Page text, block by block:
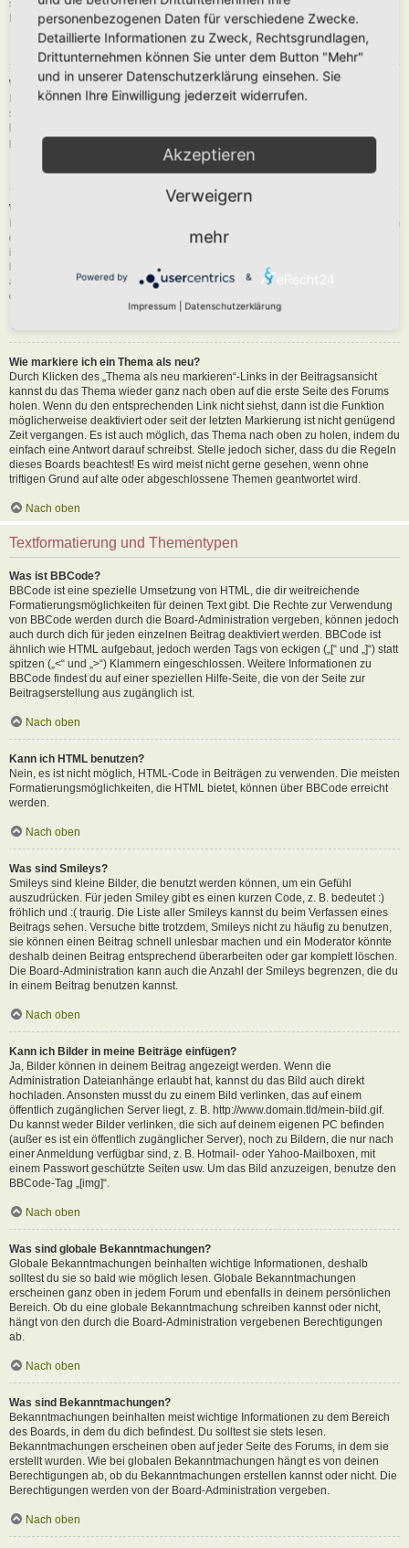
siehst du eine Schaltfläche in der Nähe des Beitrags, um diesen zu melden.
Du wirst dann durch die weiteren Schritte geführt.
Nach oben
Was bewirkt die „Speichern“-Schaltfläche beim Schreiben eines Beitrags?
Hiermit kannst du die geschriebene Entwürfe speichern und zu einem
späteren Zeitpunkt vervollständigen und absenden. Den gesicherten Beitrag
kannst du mit der Funktion „Gespeicherte Entwürfe verwalten“ in deinem
persönlichen Bereich erneut laden.
Nach oben
Warum muss mein Beitrag erst freigegeben werden?
Die Board-Administration kann entschieden haben, dass in dem Forum, in dem
du einen Beitrag erstellt hast, die Beiträge zuerst geprüft werden müssen. Es
ist auch möglich, dass die Administration dich zu einer Gruppe von Benutzern
hinzugefügt hat, bei denen sie die Beiträge erst begutachten möchte, bevor sie
auf der Seite sichtbar werden. Bitte kontaktiere die Board-Administration, wenn
du weitere Informationen dazu benötigst.
Wie markiere ich ein Thema als neu?
Durch Klicken des „Thema als neu markieren“-Links in der Beitragsansicht
kannst du das Thema wieder ganz nach oben auf die erste Seite des Forums
holen. Wenn du den entsprechenden Link nicht siehst, dann ist die Funktion
möglicherweise deaktiviert oder seit der letzten Markierung ist nicht genügend
Zeit vergangen. Es ist auch möglich, das Thema nach oben zu holen, indem du
einfach eine Antwort darauf schreibst. Stelle jedoch sicher, dass du die Regeln
dieses Boards beachtest! Es wird meist nicht gerne gesehen, wenn ohne
triftigen Grund auf alte oder abgeschlossene Themen geantwortet wird.
Nach oben
Textformatierung und Thementypen
Was ist BBCode?
BBCode ist eine spezielle Umsetzung von HTML, die dir weitreichende
Formatierungsmöglichkeiten für deinen Text gibt. Die Rechte zur Verwendung
von BBCode werden durch die Board-Administration vergeben, können jedoch
auch durch dich für jeden einzelnen Beitrag deaktiviert werden. BBCode ist
ähnlich wie HTML aufgebaut, jedoch werden Tags von eckigen („[“ und „]“) statt
spitzen („<“ und „>“) Klammern eingeschlossen. Weitere Informationen zu
BBCode findest du auf einer speziellen Hilfe-Seite, die von der Seite zur
Beitragserstellung aus zugänglich ist.
Nach oben
Kann ich HTML benutzen?
Nein, es ist nicht möglich, HTML-Code in Beiträgen zu verwenden. Die meisten
Formatierungsmöglichkeiten, die HTML bietet, können über BBCode erreicht
werden.
Nach oben
Was sind Smileys?
Smileys sind kleine Bilder, die benutzt werden können, um ein Gefühl
auszudrücken. Für jeden Smiley gibt es einen kurzen Code, z. B. bedeutet :)
fröhlich und :( traurig. Die Liste aller Smileys kannst du beim Verfassen eines
Beitrags sehen. Versuche bitte trotzdem, Smileys nicht zu häufig zu benutzen,
sie können einen Beitrag schnell unlesbar machen und ein Moderator könnte
deshalb deinen Beitrag entsprechend überarbeiten oder gar komplett löschen.
Die Board-Administration kann auch die Anzahl der Smileys begrenzen, die du
in einem Beitrag benutzen kannst.
Nach oben
Kann ich Bilder in meine Beiträge einfügen?
Ja, Bilder können in deinem Beitrag angezeigt werden. Wenn die
Administration Dateianhänge erlaubt hat, kannst du das Bild auch direkt
hochladen. Ansonsten musst du zu einem Bild verlinken, das auf einem
öffentlich zugänglichen Server liegt, z. B. http://www.domain.tld/mein-bild.gif.
Du kannst weder Bilder verlinken, die sich auf deinem eigenen PC befinden
(außer es ist ein öffentlich zugänglicher Server), noch zu Bildern, die nur nach
einer Anmeldung verfügbar sind, z. B. Hotmail- oder Yahoo-Mailboxen, mit
einem Passwort geschützte Seiten usw. Um das Bild anzuzeigen, benutze den
BBCode-Tag „[img]“.
Nach oben
Was sind globale Bekanntmachungen?
Globale Bekanntmachungen beinhalten wichtige Informationen, deshalb
solltest du sie so bald wie möglich lesen. Globale Bekanntmachungen
erscheinen ganz oben in jedem Forum und ebenfalls in deinem persönlichen
Bereich. Ob du eine globale Bekanntmachung schreiben kannst oder nicht,
hängt von den durch die Board-Administration vergebenen Berechtigungen
ab.
Nach oben
Was sind Bekanntmachungen?
Bekanntmachungen beinhalten meist wichtige Informationen zu dem Bereich
des Boards, in dem du dich befindest. Du solltest sie stets lesen.
Bekanntmachungen erscheinen oben auf jeder Seite des Forums, in dem sie
erstellt wurden. Wie bei globalen Bekanntmachungen hängt es von deinen
Berechtigungen ab, ob du Bekanntmachungen erstellen kannst oder nicht. Die
Berechtigungen werden von der Board-Administration vergeben.
Nach oben
personenbezogenen Daten für verschiedene Zwecke.
Detaillierte Informationen zu Zweck, Rechtsgrundlagen,
Drittunternehmen können Sie unter dem Button "Mehr"
und in unserer Datenschutzerklärung einsehen. Sie
können Ihre Einwilligung jederzeit widerrufen.
Akzeptieren
Verweigern
mehr
Powered by &
Impressum Datenschutzerklärung